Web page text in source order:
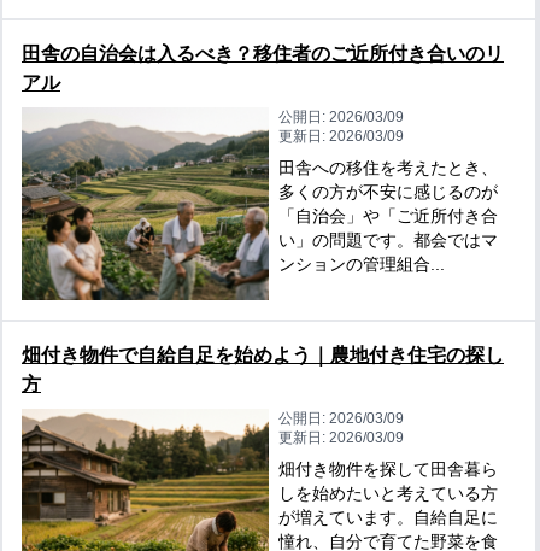
田舎の自治会は入るべき？移住者のご近所付き合いのリ
アル
公開日: 2026/03/09
更新日: 2026/03/09
田舎への移住を考えたとき、
多くの方が不安に感じるのが
「自治会」や「ご近所付き合
い」の問題です。都会ではマ
ンションの管理組合...
畑付き物件で自給自足を始めよう｜農地付き住宅の探し
方
公開日: 2026/03/09
更新日: 2026/03/09
畑付き物件を探して田舎暮ら
しを始めたいと考えている方
が増えています。自給自足に
憧れ、自分で育てた野菜を食